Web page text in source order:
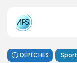
DÉPÊCHES Sport